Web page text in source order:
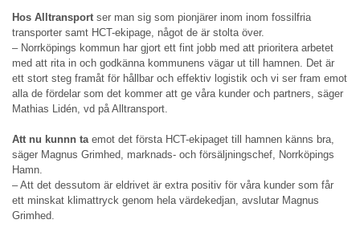
Hos Alltransport ser man sig som pionjärer inom inom fossilfria
transporter samt HCT-ekipage, något de är stolta över.
– Norrköpings kommun har gjort ett fint jobb med att prioritera arbetet
med att rita in och godkänna kommunens vägar ut till hamnen. Det är
ett stort steg framåt för hållbar och effektiv logistik och vi ser fram emot
alla de fördelar som det kommer att ge våra kunder och partners, säger
Mathias Lidén, vd på Alltransport.
Att nu kunnn taemot det första HCT-ekipaget till hamnen känns bra,
säger Magnus Grimhed, marknads- och försäljningschef, Norrköpings
Hamn.
– Att det dessutom är eldrivet är extra positiv för våra kunder som får
ett minskat klimattryck genom hela värdekedjan, avslutar Magnus
Grimhed.